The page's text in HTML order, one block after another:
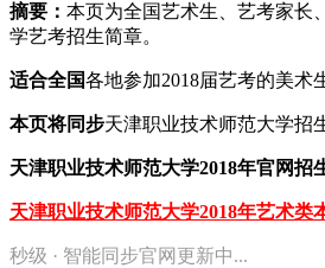
摘要： 本页为全国艺术生、艺考家长
学艺考招生简章。
适合全国各地参加2018届艺考的美术
本页将同步天津职业技术师范大学招
天津职业技术师范大学2018年官网招
天津职业技术师范大学2018年艺术类
秒级 · 智能同步官网更新中...